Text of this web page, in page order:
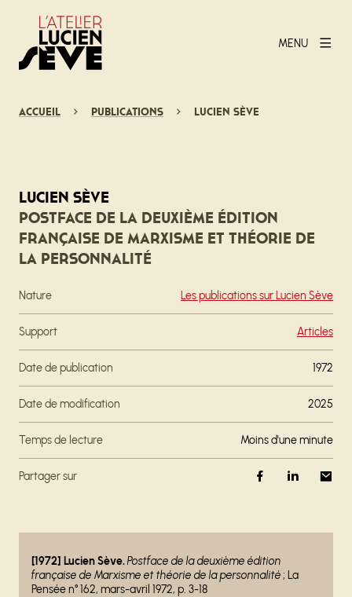
MENU
Accueil Publications Lucien Sève
Lucien Sève
Postface de la deuxième édition
française de Marxisme et théorie de
la personnalité
Nature Les publications sur Lucien Sève
Support Articles
Date de publication 1972
Date de modification 2025
Temps de lecture moins d'une minute
Partager sur
- lien externe
[1972] Lucien Sève.Postface de la deuxième édition
française de Marxisme et théorie de la personnalité; La
Pensée n° 162, mars-avril 1972, p. 3-18